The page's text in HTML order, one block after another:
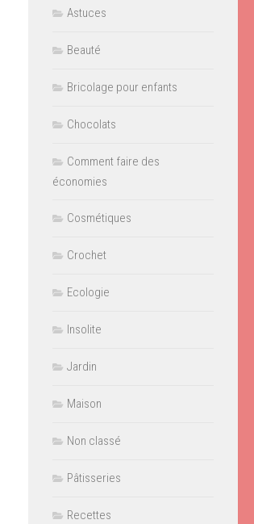
Astuces
Beauté
Bricolage pour enfants
Chocolats
Comment faire des
économies
Cosmétiques
Crochet
Ecologie
Insolite
Jardin
Maison
Non classé
Pâtisseries
Recettes